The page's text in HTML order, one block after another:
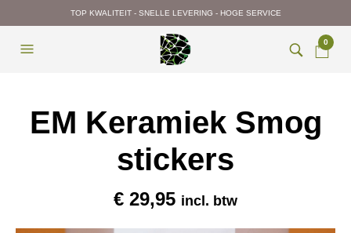
TOP KWALITEIT - SNELLE LEVERING - HOGE SERVICE
0
EM Keramiek Smog
stickers
€ 29,95 incl. btw